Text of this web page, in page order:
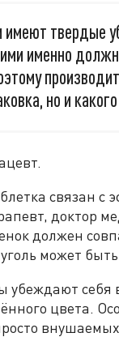
твердые
именно
но и
связан с
доктор
должен
может
убеждают себя
цвета.